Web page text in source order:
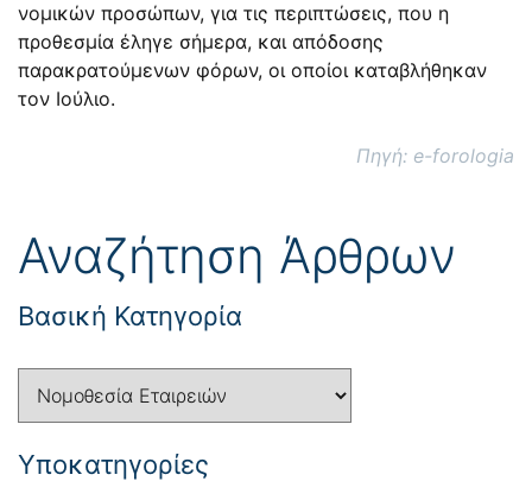
νομικών προσώπων, για τις περιπτώσεις, που η
προθεσμία έληγε σήμερα, και απόδοσης
παρακρατούμενων φόρων, οι οποίοι καταβλήθηκαν
τον Ιούλιο.
Πηγή: e-forologia
Αναζήτηση Άρθρων
Βασική Κατηγορία
Yποκατηγορίες